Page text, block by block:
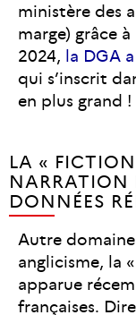
ministère des
marge) grâce
2024, la DGA
qui s’inscrit
en plus grand !
LA «
NARRATION
DONNÉES
Autre
anglicisme, la
apparue
françaises.